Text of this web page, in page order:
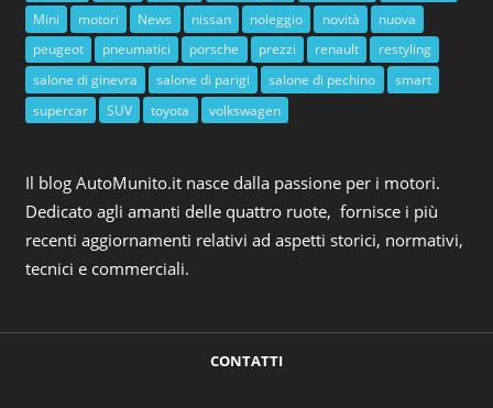
Mini
motori News nissan noleggio novità
nuova
peugeot
pneumatici porsche prezzi renault
restyling
salone di ginevra
salone di parigi salone di pechino
smart
supercar
SUV toyota volkswagen
Il blog AutoMunito.it nasce dalla passione per i motori.
Dedicato agli amanti delle quattro ruote, fornisce i più
recenti aggiornamenti relativi ad aspetti storici, normativi,
tecnici e commerciali.
CONTATTI